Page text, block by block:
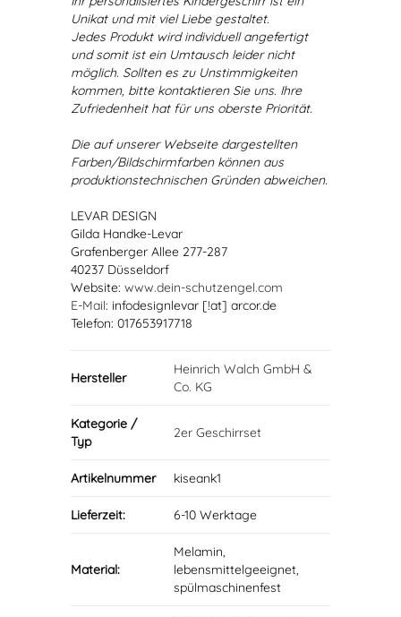
Unikat und mit viel Liebe gestaltet.
Jedes Produkt wird individuell angefertigt
und somit ist ein Umtausch leider nicht
möglich. Sollten es zu Unstimmigkeiten
kommen, bitte kontaktieren Sie uns. Ihre
Zufriedenheit hat für uns oberste Priorität.
Die auf unserer Webseite dargestellten
Farben/Bildschirmfarben können aus
produktionstechnischen Gründen abweichen.
LEVAR DESIGN
Gilda Handke-Levar
Grafenberger Allee 277-287
40237 Düsseldorf
Website: www.dein-schutzengel.com
E-Mail: infodesignlevar [!at] arcor.de
Telefon: 017653917718
Hersteller
Heinrich Walch GmbH &
Co. KG
Kategorie /
Typ
2er Geschirrset
Artikelnummer kiseank1
Lieferzeit: 6-10 Werktage
Material:
Melamin,
lebensmittelgeeignet,
spülmaschinenfest